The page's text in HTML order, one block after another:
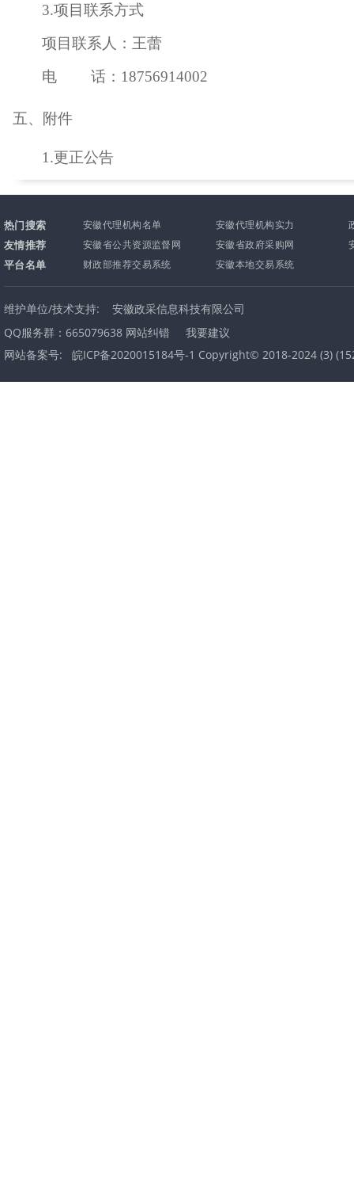
3.项目联系方式
项目联系人： 王蕾
电
话： 18756914002
五、附件
1.更正公告
热门搜索 安徽代理机构名单 安徽代理机构实力
友情推荐 安徽省公共资源监督网 安徽省政府采购网
平台名单 财政部推荐交易系统 安徽本地交易系统
维护单位/技术支持: 安徽政采信息科技有限公司
QQ服务群：665079638 网站纠错
我要建议
网站备案号: 皖ICP备2020015184号-1 Copyright© 2018-2024 (3) (